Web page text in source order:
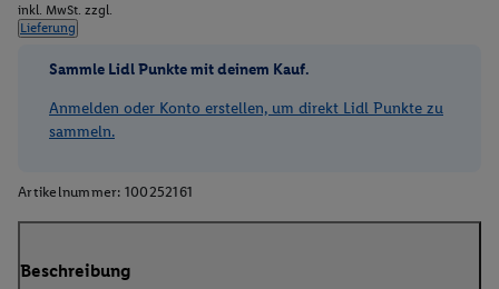
inkl. MwSt. zzgl.
Lieferung
Sammle Lidl Punkte mit deinem Kauf.
Anmelden oder Konto erstellen, um direkt Lidl Punkte zu
sammeln.
Artikelnummer: 100252161
Beschreibung